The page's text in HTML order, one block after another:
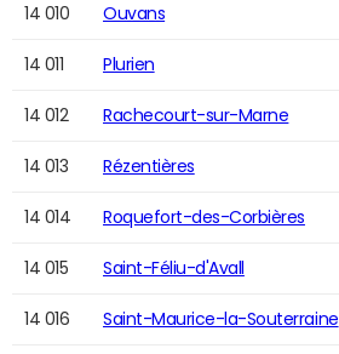
14 010 Ouvans
14 011 Plurien
14 012 Rachecourt-sur-Marne
14 013 Rézentières
14 014 Roquefort-des-Corbières
14 015 Saint-Féliu-d'Avall
14 016 Saint-Maurice-la-Souterraine